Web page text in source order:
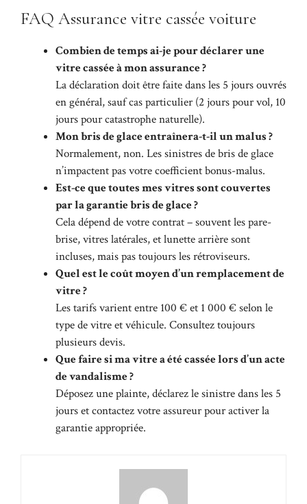
FAQ Assurance vitre cassée voiture
Combien de temps ai-je pour déclarer une
vitre cassée à mon assurance ?
La déclaration doit être faite dans les 5 jours ouvrés
en général, sauf cas particulier (2 jours pour vol, 10
jours pour catastrophe naturelle).
Mon bris de glace entraînera-t-il un malus ?
Normalement, non. Les sinistres de bris de glace
n’impactent pas votre coefficient bonus-malus.
Est-ce que toutes mes vitres sont couvertes
par la garantie bris de glace ?
Cela dépend de votre contrat – souvent les pare-
brise, vitres latérales, et lunette arrière sont
incluses, mais pas toujours les rétroviseurs.
Quel est le coût moyen d’un remplacement de
vitre ?
Les tarifs varient entre 100 € et 1 000 € selon le
type de vitre et véhicule. Consultez toujours
plusieurs devis.
Que faire si ma vitre a été cassée lors d’un acte
de vandalisme ?
Déposez une plainte, déclarez le sinistre dans les 5
jours et contactez votre assureur pour activer la
garantie appropriée.